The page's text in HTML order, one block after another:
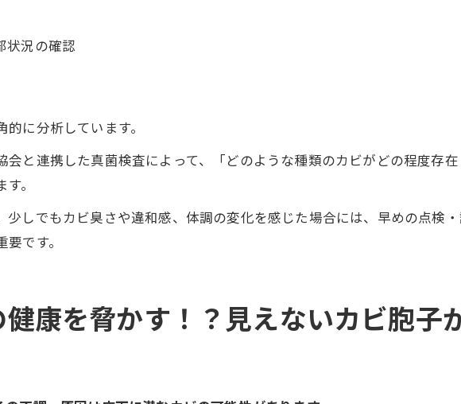
状況の確認
に分析しています。
会と連携した真菌検査によって、「どのような種類のカビがどの程度存
。
少しでもカビ臭さや違和感、体調の変化を感じた場合には、早めの点検
です。
康を脅かす！？見えないカビ胞子